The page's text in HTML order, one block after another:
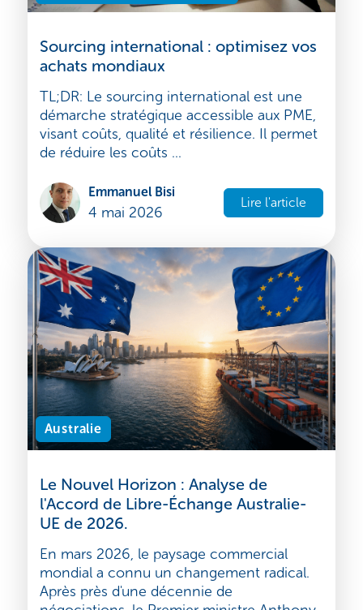
Sourcing international : optimisez vos
achats mondiaux
TL;DR: Le sourcing international est une
démarche stratégique accessible aux PME,
visant coûts, qualité et résilience. Il permet
Emmanuel Bisi
4 mai 2026
Lire l'article
Australie
Le Nouvel Horizon : Analyse de
l'Accord de Libre-Échange Australie-